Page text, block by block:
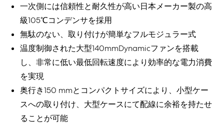
一次側には信頼性と耐久性が高い日本メーカー製の高
級105℃コンデンサを採用
無駄のない、取り付けが簡単なフルモジュラー式
温度制御された大型140mmDynamicファンを搭載
し、非常に低い最低回転速度により効率的な電力消費
を実現
奥行き150 mmとコンパクトサイズにより、小型ケー
スへの取り付け、大型ケースにて配線に余裕を持たせ
ることが可能